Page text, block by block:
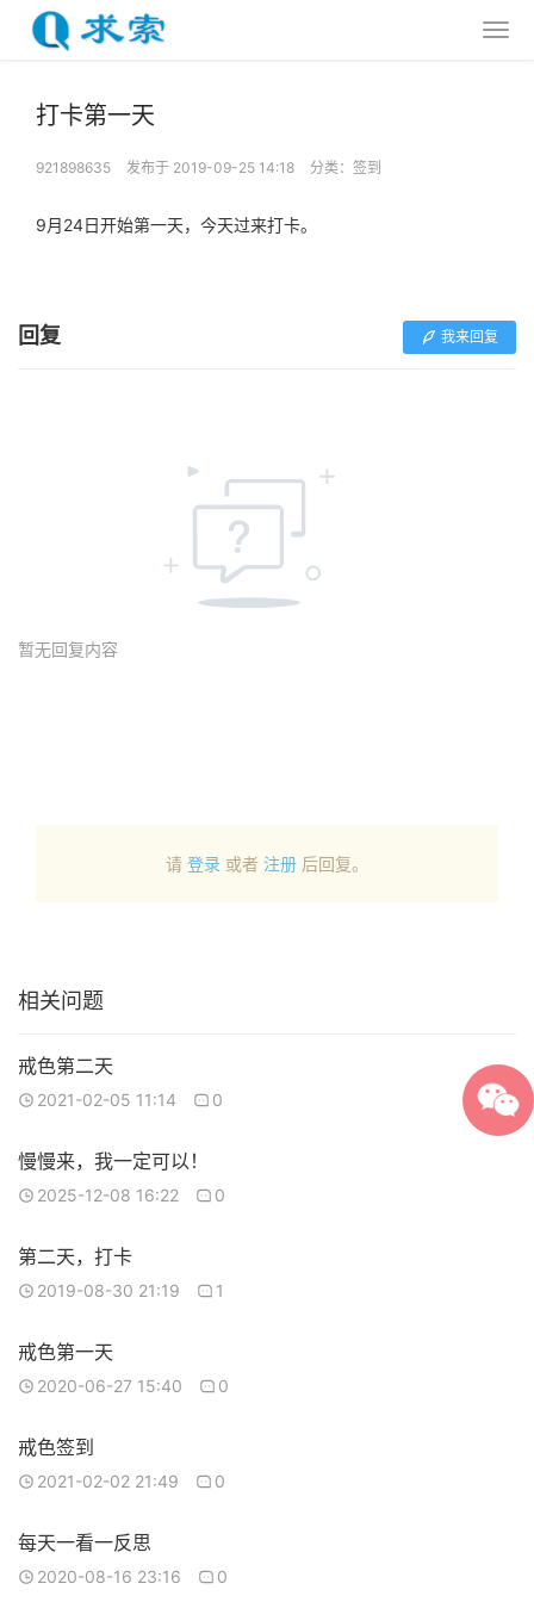
打卡第一天
921898635 发布于 2019-09-25 14:18 分类： 签到
9月24日开始第一天，今天过来打卡。
回复 我来回复
暂无回复内容
请 登录 或者 注册 后回复。
相关问题
戒色第二天
2021-02-05 11:14 0
慢慢来，我一定可以！
2025-12-08 16:22 0
第二天，打卡
2019-08-30 21:19 1
戒色第一天
2020-06-27 15:40 0
戒色签到
2021-02-02 21:49 0
每天一看一反思
2020-08-16 23:16 0